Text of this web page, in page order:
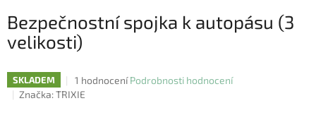
Bezpečnostní spojka k autopásu (3
velikosti)
SKLADEM
Průměrné
hodnocení
1 hodnocení Podrobnosti hodnocení
Značka:TRIXIE